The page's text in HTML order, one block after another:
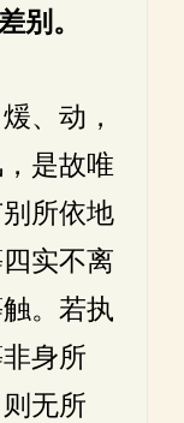
别。
、动，
是故唯
所依地
实不离
。若执
身所
无所